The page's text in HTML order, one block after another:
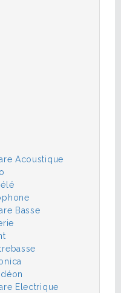
Acoustique
Basse
Electrique